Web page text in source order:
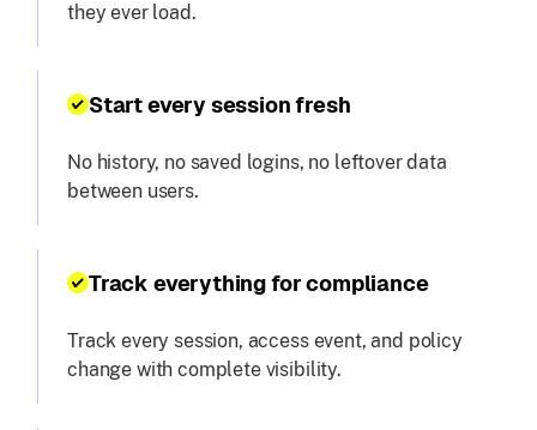
they ever load.
Start every session fresh
No history, no saved logins, no leftover data
between users.
Track everything for compliance
Track every session, access event, and policy
change with complete visibility.